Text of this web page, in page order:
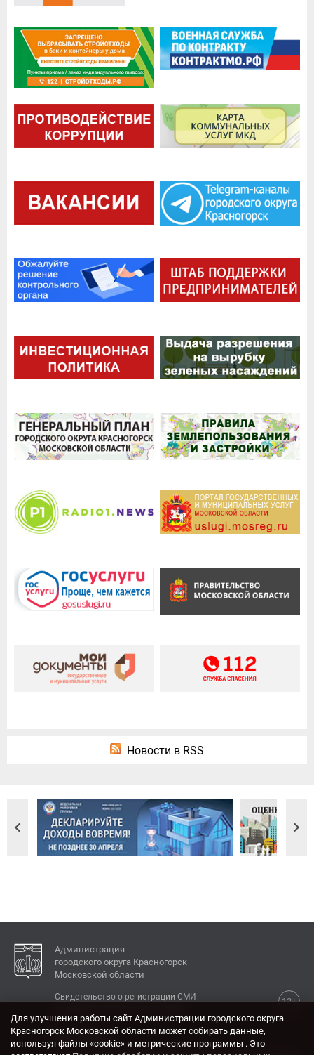
Новости в RSS
Администрация
городского округа Красногорск
Московской области
12+
Свидетельство о регистрации СМИ
КОНТАКТЫ
Для улучшения работы сайт Администрации городского округа
Красногорск Московской области может собирать данные,
используя файлы «cookie» и метрические программы . Это